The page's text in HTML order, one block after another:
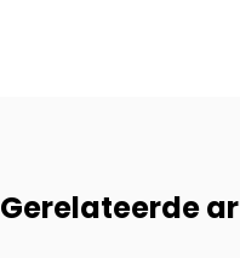
Gerelateerde